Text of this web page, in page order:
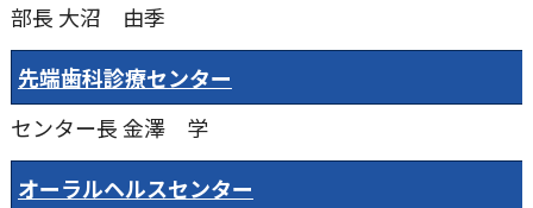
部長 大沼 由季
先端歯科診療センター
センター長金澤 学
オーラルヘルスセンター